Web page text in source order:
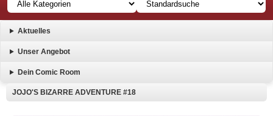
Aktuelles
Unser Angebot
Dein Comic Room
JOJO'S BIZARRE ADVENTURE #18